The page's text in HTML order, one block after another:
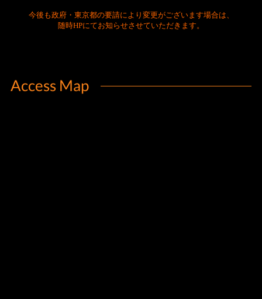
Access Map